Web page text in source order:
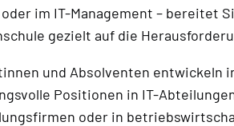
im IT-Management – bereitet
gezielt auf die
und Absolventen entwickeln
Positionen in IT-
oder in